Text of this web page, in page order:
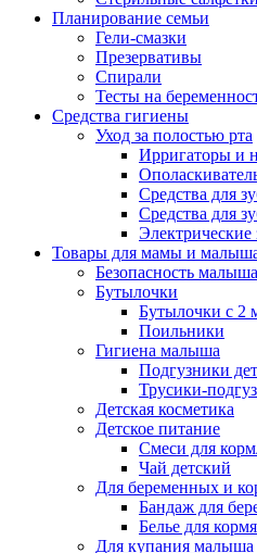
Планирование семьи
Гели-смазки
Презервативы
Спирали
Тесты на
Средства гигиены
Уход за полостью рта
Ирригаторы и
Средства для
Средства для
Товары для мамы и
Безопасность малыша
Бутылочки
Бутылочки с 2
Поильники
Гигиена малыша
Подгузники
Трусики-
Детская косметика
Детское питание
Смеси для
Чай детский
Для беременных и
Бандаж для
Белье для
Для купания малыша